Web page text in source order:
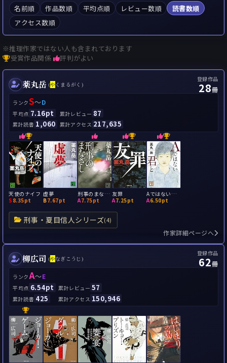
名前順 作品数順 平均点順 レビュー数順
読書数順
アクセス数順
※推理作家ではない人も含まれております
受賞作品関係
評判がよい
薬丸岳 (や くまるがく)
登録作品
28冊
ランクS～D
平均点 7.16pt 累計レビュー 87
累計読書 1,060 累計アクセス 217,635
刑事・夏目信人シリーズ(4)
天使のナイフ
S 8.35pt
虚夢
B7.67pt
刑事のまなざし
A7.75pt
友罪
A7.25pt
Aではない君と
A6.50pt
作家詳細ページへ
柳広司 (やなぎこうじ)
登録作品
62冊
ランクA～E
平均点 6.54pt 累計レビュー 57
累計読書 425 累計アクセス 150,946